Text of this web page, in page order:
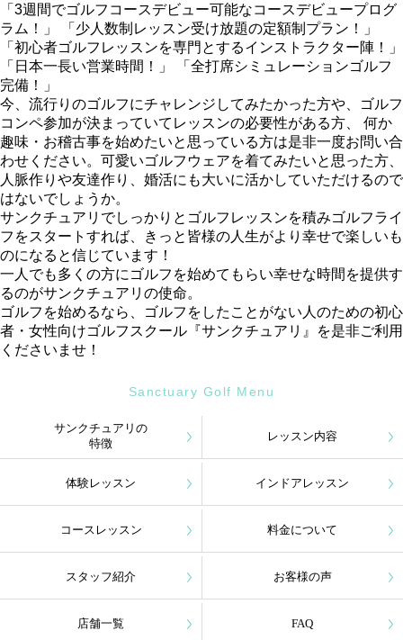
「3週間でゴルフコースデビュー可能なコースデビュープログ
ラム！」 「少人数制レッスン受け放題の定額制プラン！」
「初心者ゴルフレッスンを専門とするインストラクター陣！」
「日本一長い営業時間！」 「全打席シミュレーションゴルフ
完備！」
今、流行りのゴルフにチャレンジしてみたかった方や、ゴルフ
コンペ参加が決まっていてレッスンの必要性がある方、 何か
趣味・お稽古事を始めたいと思っている方は是非一度お問い合
わせください。可愛いゴルフウェアを着てみたいと思った方、
人脈作りや友達作り、婚活にも大いに活かしていただけるので
はないでしょうか。
サンクチュアリでしっかりとゴルフレッスンを積みゴルフライ
フをスタートすれば、きっと皆様の人生がより幸せで楽しいも
のになると信じています！
一人でも多くの方にゴルフを始めてもらい幸せな時間を提供す
るのがサンクチュアリの使命。
ゴルフを始めるなら、ゴルフをしたことがない人のための初心
者・女性向けゴルフスクール『サンクチュアリ』を是非ご利用
くださいませ！
Sanctuary Golf Menu
サンクチュアリの
特徴
レッスン内容
体験レッスン インドアレッスン
コースレッスン 料金について
スタッフ紹介 お客様の声
店舗一覧 FAQ